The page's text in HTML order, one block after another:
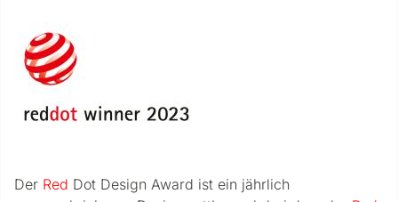
Der Red Dot Design Award ist ein jährlich